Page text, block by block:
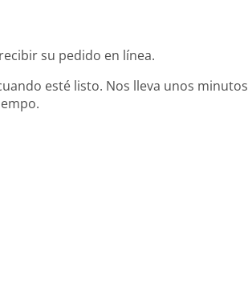
su pedido en línea.
esté listo. Nos lleva unos minutos